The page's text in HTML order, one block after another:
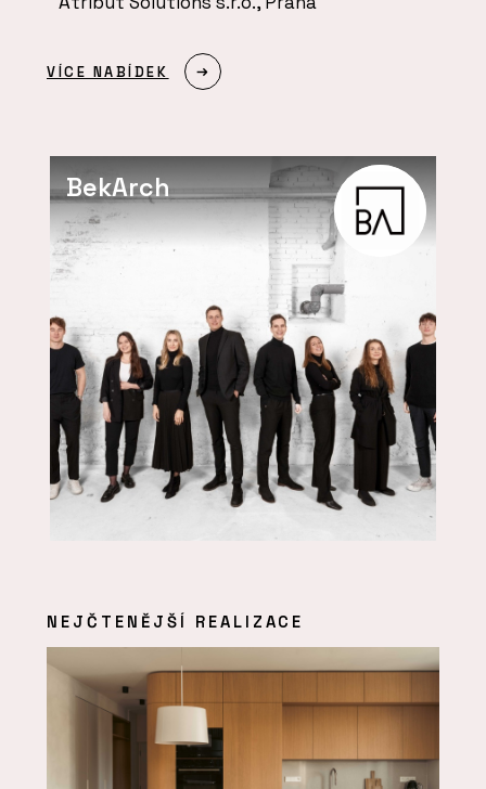
VÍCE NABÍDEK
BekArch
NEJČTENĚJŠÍ REALIZACE